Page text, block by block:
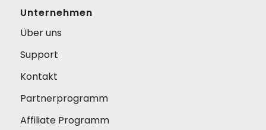
Unternehmen
Über uns
Support
Kontakt
Partnerprogramm
Affiliate Programm